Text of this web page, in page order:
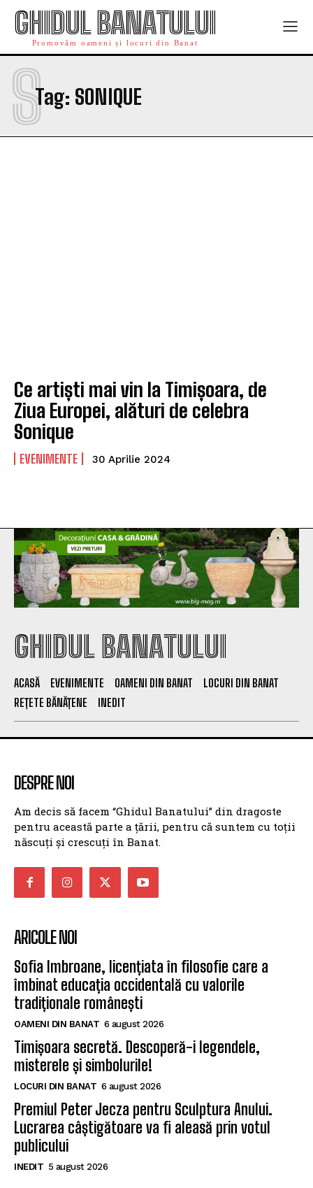
GHIDUL BANATULUI
Promovăm oameni și locuri din Banat
Tag: SONIQUE
S
Ce artiști mai vin la Timișoara, de
Ziua Europei, alături de celebra
Sonique
EVENIMENTE 30 Aprilie 2024
GHIDUL BANATULUI
ACASĂ EVENIMENTE OAMENI DIN BANAT
LOCURI DIN BANAT
REȚETE BĂNĂȚENE
INEDIT
DESPRE NOI
Am decis să facem “Ghidul Banatului” din dragoste
pentru această parte a țării, pentru că suntem cu toții
născuți și crescuți în Banat.
ARICOLE NOI
Sofia Imbroane, licențiata în filosofie care a
îmbinat educația occidentală cu valorile
tradiționale românești
OAMENI DIN BANAT 6 august 2026
Timișoara secretă. Descoperă-i legendele,
misterele și simbolurile!
LOCURI DIN BANAT 6 august 2026
Premiul Peter Jecza pentru Sculptura Anului.
Lucrarea câștigătoare va fi aleasă prin votul
publicului
INEDIT 5 august 2026